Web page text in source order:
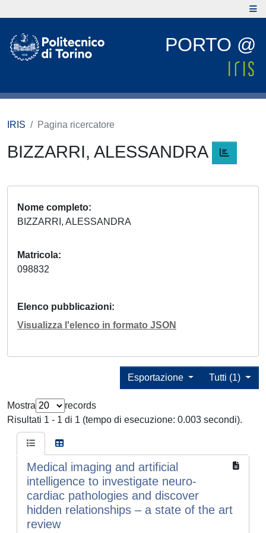
PORTO @
IRIS Pagina ricercatore
BIZZARRI, ALESSANDRA
Nome completo
BIZZARRI, ALESSANDRA
Matricola
098832
Elenco pubblicazioni
Visualizza l'elenco in formato JSON
Tutti (1)
Esportazione
Mostra
records
Risultati 1 - 1 di 1 (tempo di esecuzione: 0.003 secondi).
Medical imaging and artificial
intelligence to investigate neuro-
cardiac pathologies and discover
hidden relationships – a state of the art
review